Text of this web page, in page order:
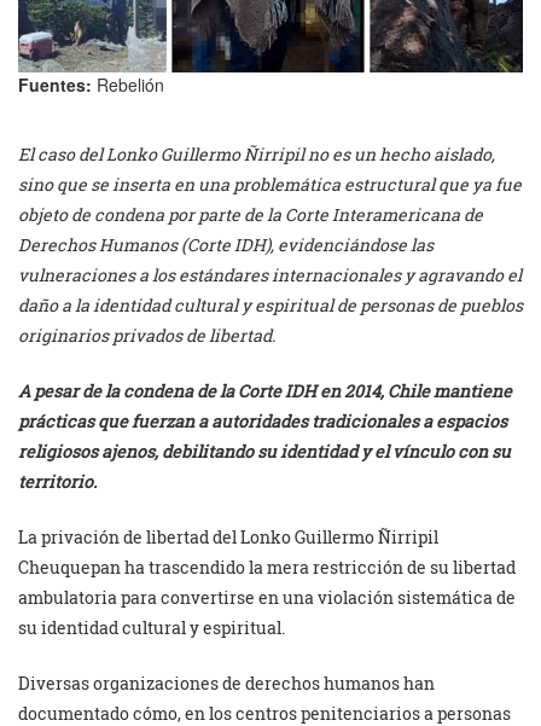
Fuentes: Rebelión
El caso del Lonko Guillermo Ñirripil no es un hecho aislado,
sino que se inserta en una problemática estructural que ya fue
objeto de condena por parte de la Corte Interamericana de
Derechos Humanos (Corte IDH), evidenciándose las
vulneraciones a los estándares internacionales y agravando el
daño a la identidad cultural y espiritual de personas de pueblos
originarios privados de libertad.
A pesar de la condena de la Corte IDH en 2014, Chile mantiene
prácticas que fuerzan a autoridades tradicionales a espacios
religiosos ajenos, debilitando su identidad y el vínculo con su
territorio.
La privación de libertad del Lonko Guillermo Ñirripil
Cheuquepan ha trascendido la mera restricción de su libertad
ambulatoria para convertirse en una violación sistemática de
su identidad cultural y espiritual.
Diversas organizaciones de derechos humanos han
documentado cómo, en los centros penitenciarios a personas